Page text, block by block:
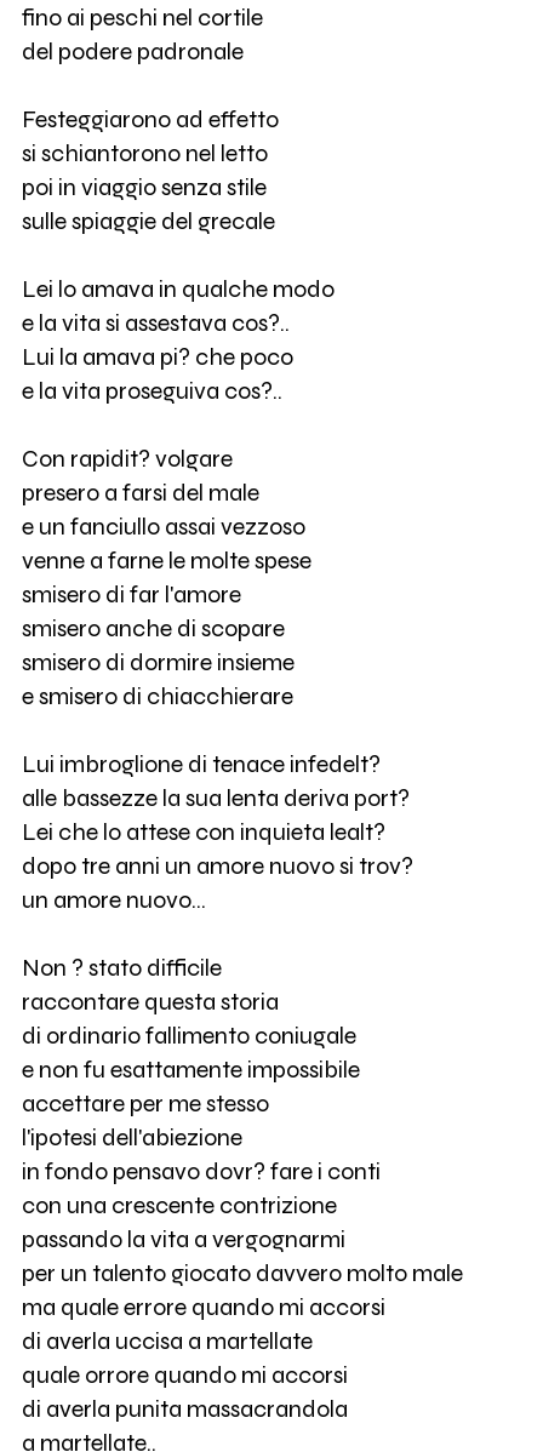
fino ai peschi nel cortile
del podere padronale
Festeggiarono ad effetto
si schiantorono nel letto
poi in viaggio senza stile
sulle spiaggie del grecale
Lei lo amava in qualche modo
e la vita si assestava cos?..
Lui la amava pi? che poco
e la vita proseguiva cos?..
Con rapidit? volgare
presero a farsi del male
e un fanciullo assai vezzoso
venne a farne le molte spese
smisero di far l'amore
smisero anche di scopare
smisero di dormire insieme
e smisero di chiacchierare
Lui imbroglione di tenace infedelt?
alle bassezze la sua lenta deriva port?
Lei che lo attese con inquieta lealt?
dopo tre anni un amore nuovo si trov?
un amore nuovo...
Non ? stato difficile
raccontare questa storia
di ordinario fallimento coniugale
e non fu esattamente impossibile
accettare per me stesso
l'ipotesi dell'abiezione
in fondo pensavo dovr? fare i conti
con una crescente contrizione
passando la vita a vergognarmi
per un talento giocato davvero molto male
ma quale errore quando mi accorsi
di averla uccisa a martellate
quale orrore quando mi accorsi
di averla punita massacrandola
a martellate..